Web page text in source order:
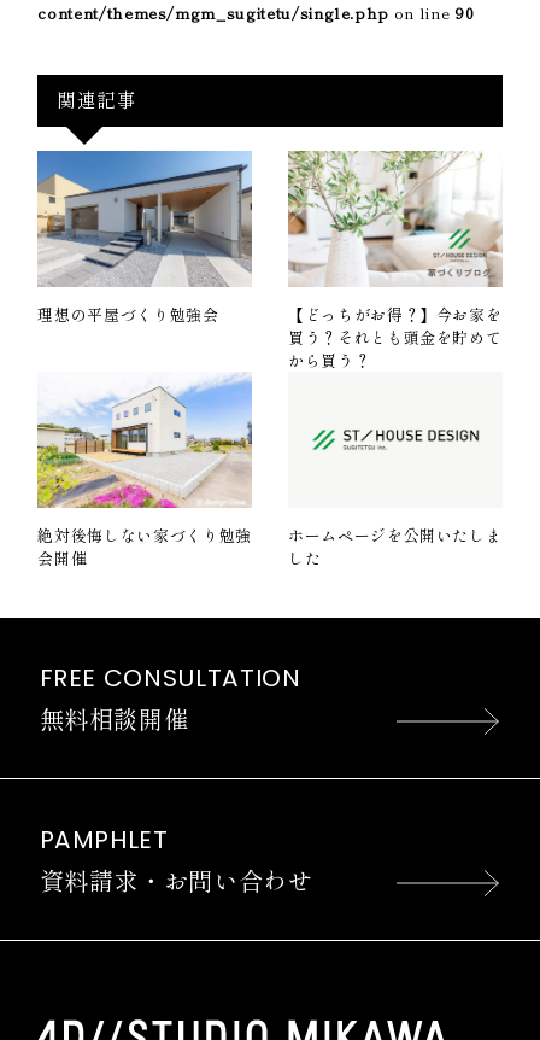
content/themes/mgm_sugitetu/single.php on line 90
関連記事
理想の平屋づくり勉強会
【どっちがお得？】今お家を
買う？それとも頭金を貯めて
から買う？
絶対後悔しない家づくり勉強
会開催
ホームページを公開いたしま
した
FREE CONSULTATION
無料相談開催
PAMPHLET
資料請求・お問い合わせ